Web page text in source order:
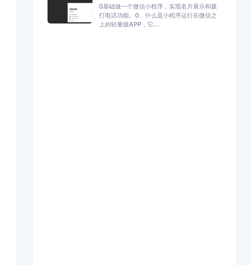
0基础做一个微信小程序，实现名片展示和拨
打电话功能。0、什么是小程序运行在微信之
上的轻量级APP，它...